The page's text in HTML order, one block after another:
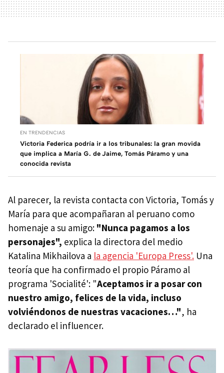
EN TRENDENCIAS
Victoria Federica podría ir a los tribunales: la gran movida
que implica a María G. de Jaime, Tomás Páramo y una
conocida revista
Al parecer, la revista contacta con Victoria, Tomás y
María para que acompañaran al peruano como
homenaje a su amigo: "Nunca pagamos a los
personajes", explica la directora del medio
Katalina Mikhailova a la agencia 'Europa Press'. Una
teoría que ha confirmado el propio Páramo al
programa 'Socialité': "Aceptamos ir a posar con
nuestro amigo, felices de la vida, incluso
volviéndonos de nuestras vacaciones…", ha
declarado el influencer.